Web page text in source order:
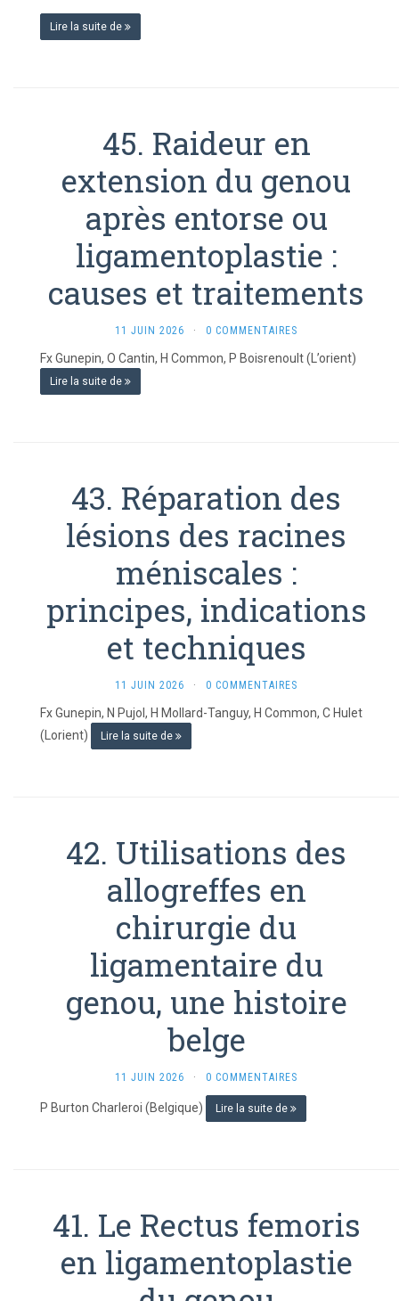
Lire la suite de
45. Raideur en
extension du genou
après entorse ou
ligamentoplastie :
causes et traitements
11 JUIN 2026 · 0 COMMENTAIRES
Fx Gunepin, O Cantin, H Common, P Boisrenoult (L’orient)
Lire la suite de
43. Réparation des
lésions des racines
méniscales :
principes, indications
et techniques
11 JUIN 2026 · 0 COMMENTAIRES
Fx Gunepin, N Pujol, H Mollard-Tanguy, H Common, C Hulet
(Lorient)
Lire la suite de
42. Utilisations des
allogreffes en
chirurgie du
ligamentaire du
genou, une histoire
belge
11 JUIN 2026 · 0 COMMENTAIRES
P Burton Charleroi (Belgique) Lire la suite de
41. Le Rectus femoris
en ligamentoplastie